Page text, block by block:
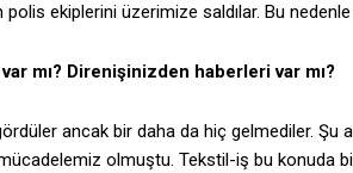
polis ekiplerini üzerimize saldılar. Bu
mı? Direnişinizden haberleri var mı?
ancak bir daha da hiç gelmediler.
olmuştu. Tekstil-iş bu konuda